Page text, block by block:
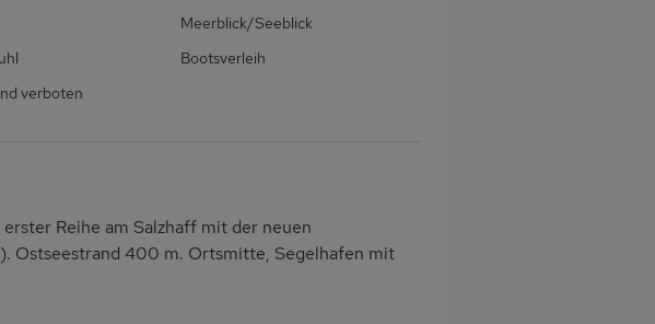
Meerblick/Seeblick
Bootsverleih
verboten
Reihe am Salzhaff mit der neuen
Ostseestrand 400 m. Ortsmitte, Segelhafen mit